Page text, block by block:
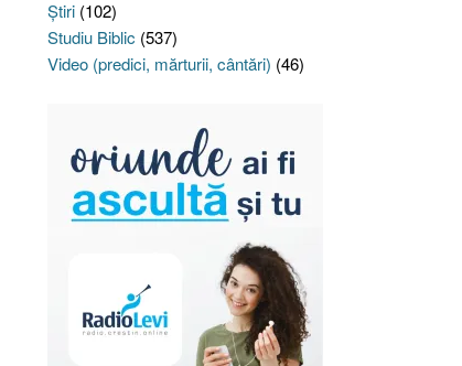
Ştiri(102)
Studiu Biblic (537)
Video (predici, mărturii, cântări) (46)